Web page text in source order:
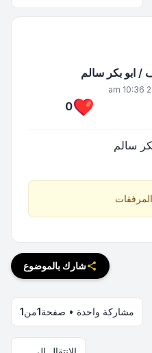
/ ابو بكر سالم
0
سالم
شارك بالموضوع
مشاركة واحدة • صفحة1من1